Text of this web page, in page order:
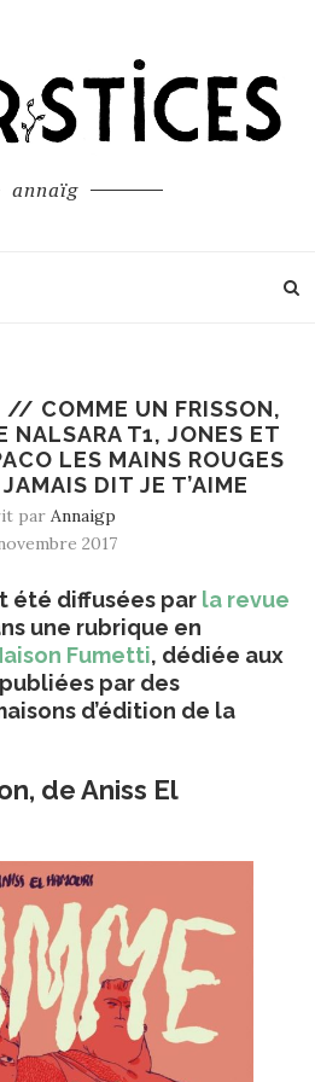
annaïg
// COMME UN FRISSON,
NALSARA T1, JONES ET
LES MAINS ROUGES
DIT JE T’AIME
par Annaigp
2017
été diffusées par la revue
une rubrique en
Fumetti, dédiée aux
par des
d’édition de la
de Aniss El